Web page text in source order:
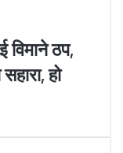
ठप,
हो